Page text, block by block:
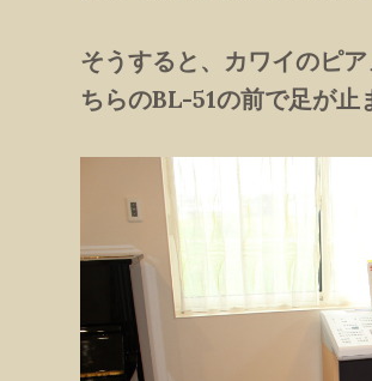
そうすると、カワイのピ
ちらのBL-51の前で足が止